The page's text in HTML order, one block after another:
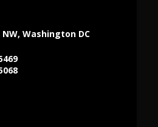
NW, Washington DC